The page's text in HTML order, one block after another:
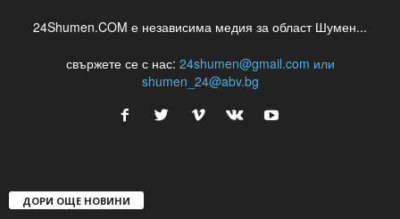
24Shumen.COM е независима медия за област Шумен...
свържете се с нас: 24shumen@gmail.com или
shumen_24@abv.bg
ДОРИ ОЩЕ НОВИНИ